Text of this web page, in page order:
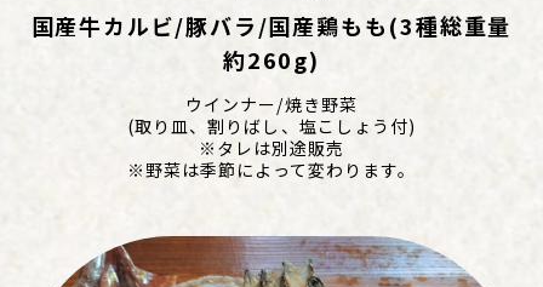
国産牛カルビ/豚バラ/国産鶏もも(3種総重量
約260g)
ウインナー/焼き野菜
(取り皿、割りばし、塩こしょう付)
※タレは別途販売
※野菜は季節によって変わります。